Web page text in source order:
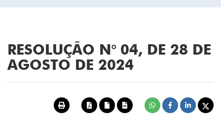
RESOLUÇÃO N° 04, DE 28 DE
AGOSTO DE 2024